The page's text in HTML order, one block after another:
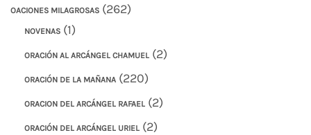
OACIONES MILAGROSAS (262)
NOVENAS (1)
ORACIÓN AL ARCÁNGEL CHAMUEL (2)
ORACIÓN DE LA MAÑANA (220)
ORACION DEL ARCÁNGEL RAFAEL (2)
ORACIÓN DEL ARCÁNGEL URIEL (2)